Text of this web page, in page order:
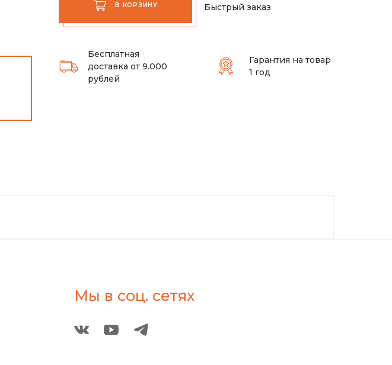
В КОРЗИНУ Быстрый заказ
Бесплатная
доставка от 9.000
рублей
Гарантия на товар
1 год
Мы в соц. сетях